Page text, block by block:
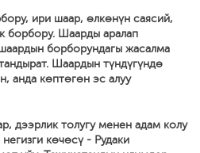
ири шаар, өлкөнүн саясий,
борбору. Шаарды аралап
борборундагы жасалма
Шаардын түндүгүндө
анда көптөгөн эс алуу
дээрлик толугу менен адам колу
көчөсү - Рудаки